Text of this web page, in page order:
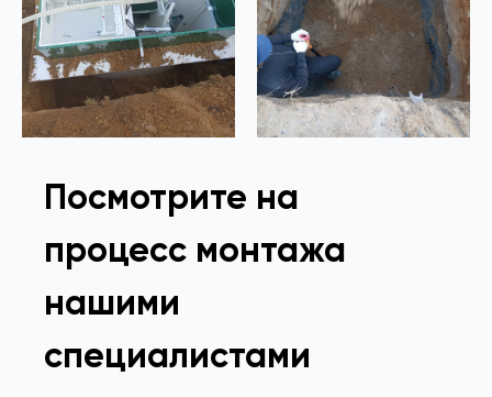
Посмотрите на
процесс монтажа
нашими
специалистами